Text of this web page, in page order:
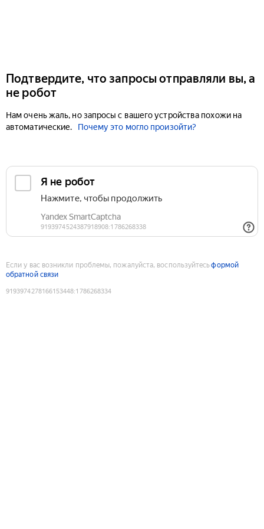
Подтвердите, что запросы отправляли вы, а
не робот
Нам очень жаль, но запросы с вашего устройства похожи на
автоматические.
Почему это могло произойти?
Если у вас возникли проблемы, пожалуйста, воспользуйтесьформой
обратной связи
9193974278166153448:1786268334